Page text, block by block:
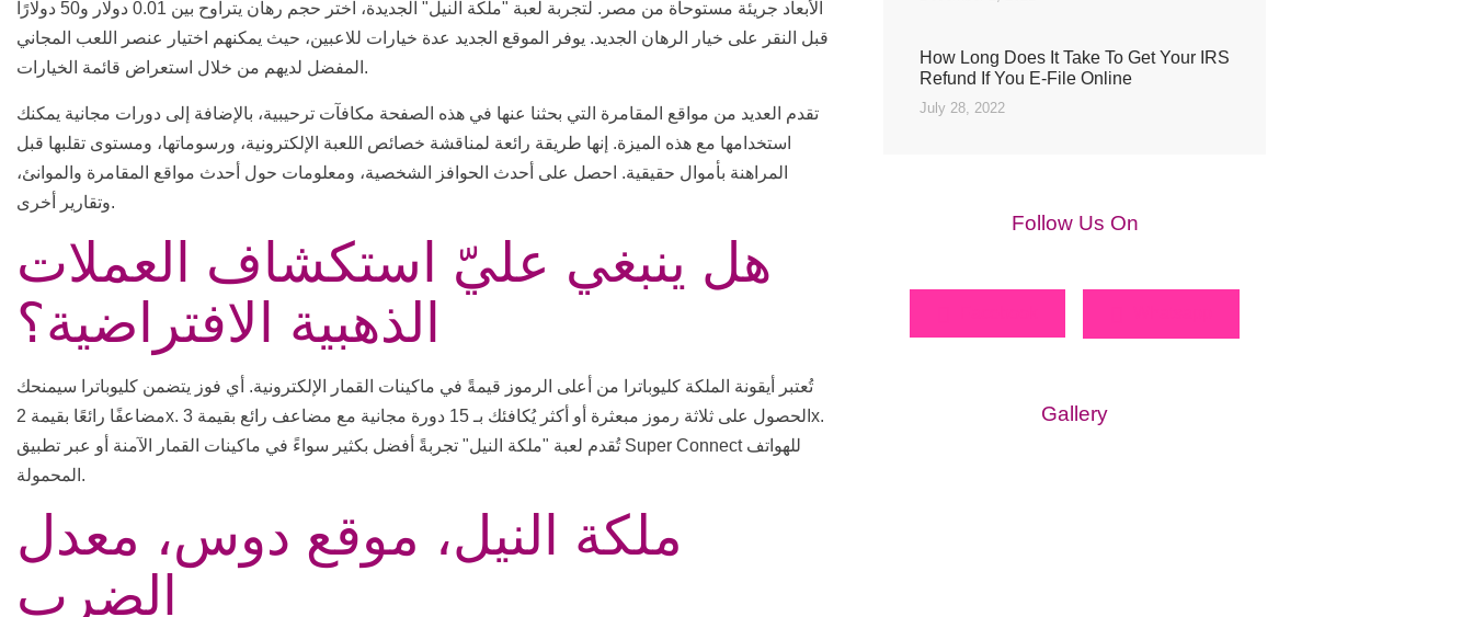
الأبعاد جريئة مستوحاة من مصر. لتجربة لعبة "ملكة النيل" الجديدة، اختر حجم رهان يتراوح بين 0.01 دولار و50 دولارًا
قبل النقر على خيار الرهان الجديد. يوفر الموقع الجديد عدة خيارات للاعبين، حيث يمكنهم اختيار عنصر اللعب المجاني
المفضل لديهم من خلال استعراض قائمة الخيارات.
تقدم العديد من مواقع المقامرة التي بحثنا عنها في هذه الصفحة مكافآت ترحيبية، بالإضافة إلى دورات مجانية يمكنك
استخدامها مع هذه الميزة. إنها طريقة رائعة لمناقشة خصائص اللعبة الإلكترونية، ورسوماتها، ومستوى تقلبها قبل
المراهنة بأموال حقيقية. احصل على أحدث الحوافز الشخصية، ومعلومات حول أحدث مواقع المقامرة والموانئ،
وتقارير أخرى.
هل ينبغي عليّ استكشاف العملات
الذهبية الافتراضية؟
تُعتبر أيقونة الملكة كليوباترا من أعلى الرموز قيمةً في ماكينات القمار الإلكترونية. أي فوز يتضمن كليوباترا سيمنحك
مضاعفًا رائعًا بقيمة 2x. الحصول على ثلاثة رموز مبعثرة أو أكثر يُكافئك بـ 15 دورة مجانية مع مضاعف رائع بقيمة 3x.
تُقدم لعبة "ملكة النيل" تجربةً أفضل بكثير سواءً في ماكينات القمار الآمنة أو عبر تطبيق Super Connect للهواتف
المحمولة.
ملكة النيل، موقع دوس، معدل
الضرب
How Long Does It Take To Get Your IRS
Refund If You E-File Online
July 28, 2022
Follow Us On
Gallery